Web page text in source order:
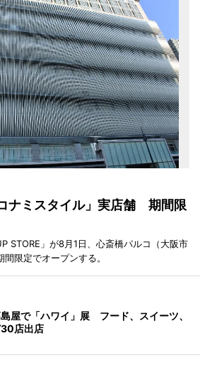
ナミスタイル」実店舗 期間限
STORE」が8月1日、心斎橋パルコ（大阪市
限定でオープンする。
屋で「ハワイ」展 フード、スイーツ、
店出店